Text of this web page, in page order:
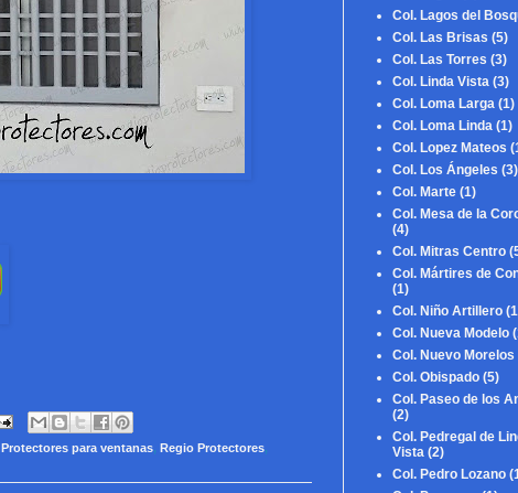
Protectores para ventanas, Regio Protectores,
Col. Lagos del
Col. Las Brisas (5)
Col. Las Torres (3)
Col. Linda Vista (3)
Col. Loma Larga (1)
Col. Loma Linda (1)
Col. Lopez Mateos
Col. Los Ángeles (3)
Col. Marte (1)
Col. Mesa de la
(4)
Col. Mitras Centro
Col. Mártires de
(1)
Col. Niño Artillero
Col. Nueva Modelo
Col. Nuevo Morelos
Col. Obispado (5)
Col. Paseo de los
(2)
Col. Pedregal de
Vista (2)
Col. Pedro Lozano